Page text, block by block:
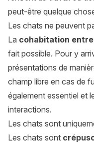
peut-être quelque
Les chats ne peuvent
La cohabitation
fait possible. Pour y
présentations de
champ libre en cas de
également essentiel et
interactions.
Les chats sont
Les chats sont